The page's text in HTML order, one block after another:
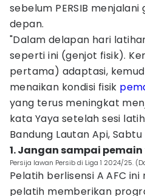
sebelum PERSIB
depan.
"Dalam delapan hari
seperti ini (genjot fisik).
pertama) adaptasi,
menaikan kondisi fisik
yang terus meningkat
kata Yaya setelah sesi
Bandung Lautan Api,
1. Jangan sampai
Persija lawan Persib di Liga 1 2024/25.
Pelatih berlisensi A AFC
pelatih memberikan